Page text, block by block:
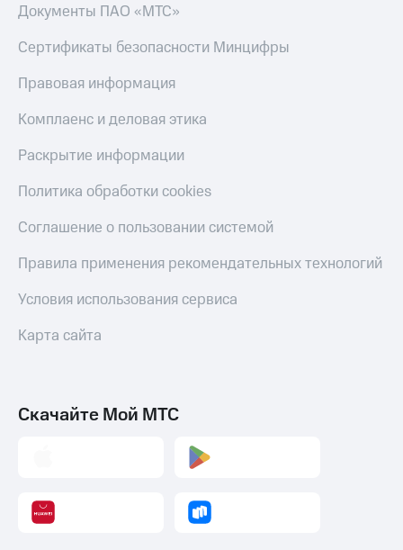
Документы ПАО «МТС»
Сертификаты безопасности Минцифры
Правовая информация
Комплаенс и деловая этика
Раскрытие информации
Политика обработки cookies
Соглашение о пользовании системой
Правила применения рекомендательных технологий
Условия использования сервиса
Карта сайта
Скачайте Мой МТС